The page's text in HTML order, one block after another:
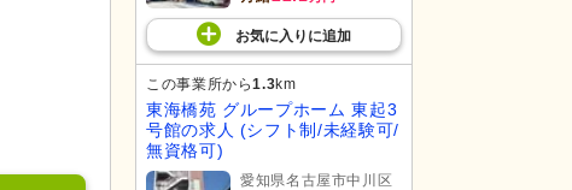
お気に入り に追加
この事業所から1.3km
東海橋苑 グループホーム 東起3
号館の求人 (シフト制/未経験可/
無資格可)
愛知県名古屋市中川区